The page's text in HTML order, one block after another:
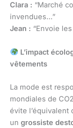
Clara : “Marché
invendues…”
Jean : “Envoie
L’impact
vêtements
La mode est
mondiales de
évite l’équivalent
un grossiste